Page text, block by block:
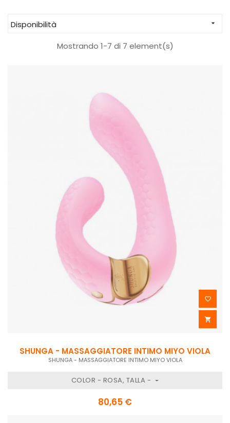
Disponibilità 
Mostrando 1-7 di 7 element(s)


SHUNGA - MASSAGGIATORE INTIMO MIYO VIOLA
SHUNGA - MASSAGGIATORE INTIMO MIYO VIOLA
COLOR - ROSA, TALLA -
80,65 €